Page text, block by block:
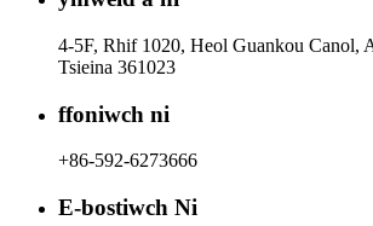
4-5F, Rhif 1020, Heol Guankou Canol,
Tsieina 361023
ffoniwch ni
+86-592-6273666
E-bostiwch Ni